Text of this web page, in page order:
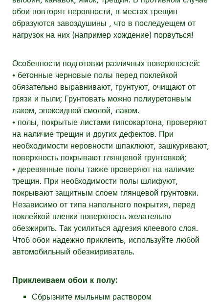
обои повторят неровности, в местах трещин
образуются завоздушины , что в последуещем от
нагрузок на них (например хождение) порвуться!
Особенности подготовки различных поверхностей:
⦁ бетонные черновые полы перед поклейкой
обязательно выравнивают, грунтуют, очищают от
грязи и пыли; Грунтовать можно полиуретонвым
лаком, эпоксидной смолой, лаком.
⦁ полы, покрытые листами гипсокартона, проверяют
на наличие трещин и других дефектов. При
необходимости неровности шпаклюют, зашкуривают,
поверхность покрывают глянцевой грунтовкой;
⦁ деревянные полы также проверяют на наличие
трещин. При необходимости полы шлифуют,
покрывают защитным слоем глянцевой грунтовки.
Независимо от типа напольного покрытия, перед
поклейкой пленки поверхность желательно
обезжирить. Так усилиться адгезия клеевого слоя.
Чтоб обои надежно приклеить, используйте любой
автомобильный обезжириватель.
Приклеиваем обои к полу:
Сбрызните мыльным раствором